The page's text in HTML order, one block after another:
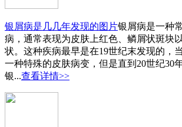
银屑病是几几年发现的图片银屑病是一种
病，通常表现为皮肤上红色、鳞屑状斑块
状。这种疾病最早是在19世纪末发现的，
一种特殊的皮肤病变，但是直到20世纪30
银...查看详情>>